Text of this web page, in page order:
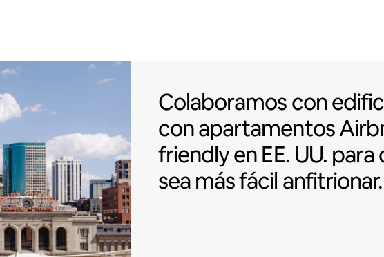
Colaboramos con
Colaboramoscon
con apartamentos
friendlyen EE. UU. para
sea más fácil anfitrionar.